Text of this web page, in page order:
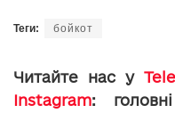
Теги: бойкот
Читайте нас у
Instagram: